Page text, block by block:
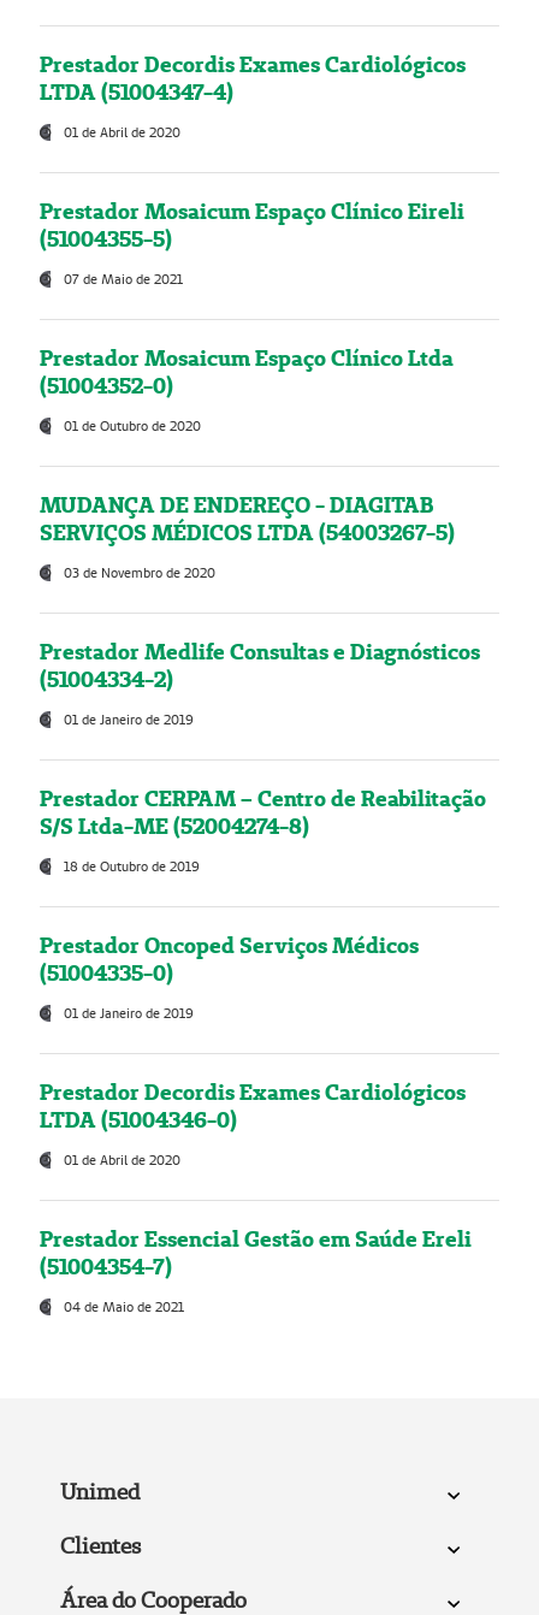
Prestador Decordis Exames Cardiológicos
LTDA (51004347-4)
01 de Abril de 2020
Prestador Mosaicum Espaço Clínico Eireli
(51004355-5)
07 de Maio de 2021
Prestador Mosaicum Espaço Clínico Ltda
(51004352-0)
01 de Outubro de 2020
MUDANÇA DE ENDEREÇO - DIAGITAB
SERVIÇOS MÉDICOS LTDA (54003267-5)
03 de Novembro de 2020
Prestador Medlife Consultas e Diagnósticos
(51004334-2)
01 de Janeiro de 2019
Prestador CERPAM – Centro de Reabilitação
S/S Ltda-ME (52004274-8)
18 de Outubro de 2019
Prestador Oncoped Serviços Médicos
(51004335-0)
01 de Janeiro de 2019
Prestador Decordis Exames Cardiológicos
LTDA (51004346-0)
01 de Abril de 2020
Prestador Essencial Gestão em Saúde Ereli
(51004354-7)
04 de Maio de 2021
Unimed
Clientes
Área do Cooperado